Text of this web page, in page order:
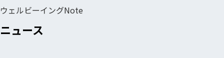
ウェルビーイングNote
ニュース